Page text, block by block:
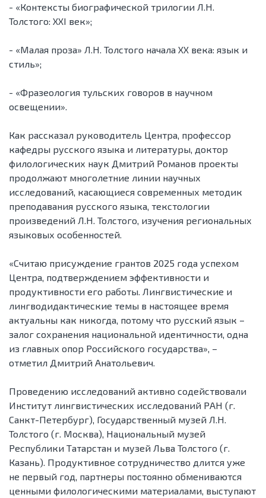
- «Контексты биографической трилогии Л.Н.
Толстого: XXI век»;
- «Малая проза» Л.Н. Толстого начала XX века: язык и
стиль»;
- «Фразеология тульских говоров в научном
освещении».
Как рассказал руководитель Центра, профессор
кафедры русского языка и литературы, доктор
филологических наук Дмитрий Романов проекты
продолжают многолетние линии научных
исследований, касающиеся современных методик
преподавания русского языка, текстологии
произведений Л.Н. Толстого, изучения региональных
языковых особенностей.
«Считаю присуждение грантов 2025 года успехом
Центра, подтверждением эффективности и
продуктивности его работы. Лингвистические и
лингводидактические темы в настоящее время
актуальны как никогда, потому что русский язык –
залог сохранения национальной идентичности, одна
из главных опор Российского государства», –
отметил Дмитрий Анатольевич.
Проведению исследований активно содействовали
Институт лингвистических исследований РАН (г.
Санкт-Петербург), Государственный музей Л.Н.
Толстого (г. Москва), Национальный музей
Республики Татарстан и музей Льва Толстого (г.
Казань). Продуктивное сотрудничество длится уже
не первый год, партнеры постоянно обмениваются
ценными филологическими материалами, выступают